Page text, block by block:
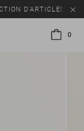
D’ARTICLES
0